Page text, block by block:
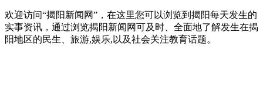
欢迎访问“揭阳新闻网”，在这里您可以浏览到揭阳每天发生的
实事资讯，通过浏览揭阳新闻网可及时、全面地了解发生在揭
阳地区的民生、旅游,娱乐,以及社会关注教育话题。